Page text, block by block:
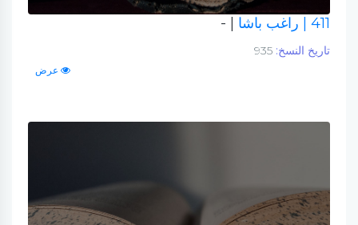
411 | راغب باشا | -
تاريخ النسخ:
عرض